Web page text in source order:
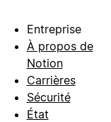
Entreprise
À propos de
Notion
Carrières
Sécurité
État